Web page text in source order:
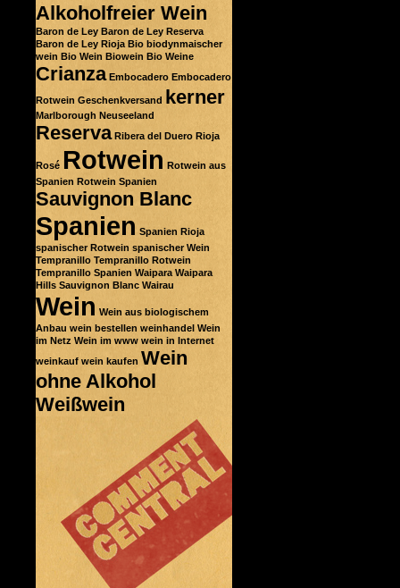
Alkoholfreier Wein
Baron de Ley Baron de Ley Reserva
Baron de Ley Rioja Bio biodynmaischer
wein Bio Wein Biowein Bio Weine
Crianza Embocadero Embocadero
Rotwein Geschenkversand kerner
Marlborough Neuseeland
Reserva Ribera del Duero Rioja
Rosé Rotwein Rotwein aus
Spanien Rotwein Spanien
Sauvignon Blanc
Spanien Spanien Rioja
spanischer Rotwein spanischer Wein
Tempranillo Tempranillo Rotwein
Tempranillo Spanien Waipara Waipara
Hills Sauvignon Blanc Wairau
Wein Wein aus biologischem
Anbau wein bestellen weinhandel Wein
im Netz Wein im www wein in Internet
weinkauf wein kaufen Wein
ohne Alkohol
Weißwein